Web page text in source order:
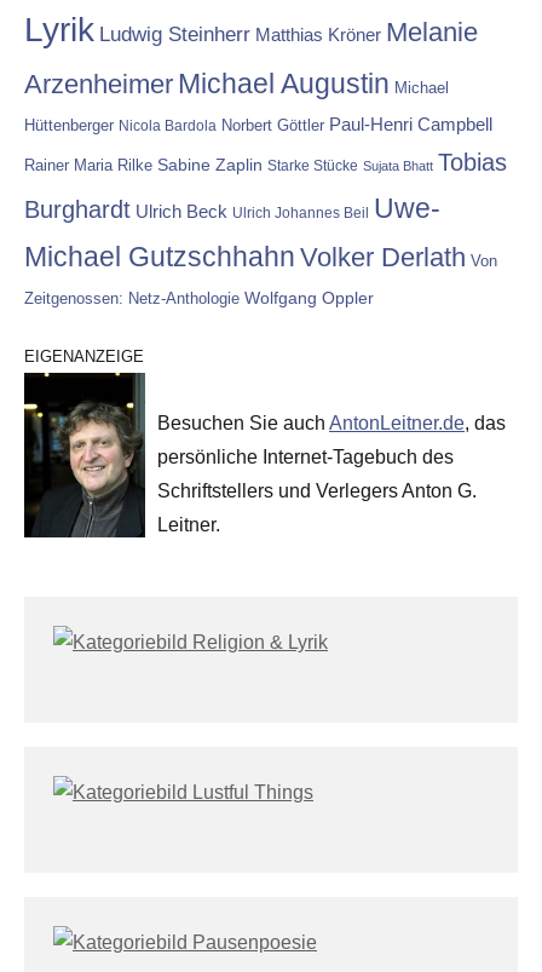
Lyrik Ludwig Steinherr Matthias Kröner Melanie
Arzenheimer Michael Augustin Michael
Hüttenberger Nicola Bardola Norbert Göttler Paul-Henri Campbell
Rainer Maria Rilke Sabine Zaplin Starke Stücke Sujata Bhatt Tobias
Burghardt Ulrich Beck Ulrich Johannes Beil Uwe-
Michael Gutzschhahn Volker Derlath Von
Zeitgenossen: Netz-Anthologie Wolfgang Oppler
EIGENANZEIGE
Besuchen Sie auch AntonLeitner.de, das
persönliche Internet-Tagebuch des
Schriftstellers und Verlegers Anton G.
Leitner.